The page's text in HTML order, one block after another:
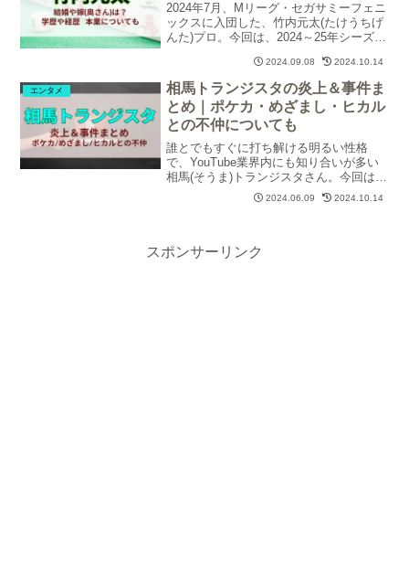
2024年7月、Mリーグ・セガサミーフェニ
ックスに入団した、竹内元太(たけうちげ
んた)プロ。今回は、2024～25年シーズン
ィール」「身長」「年齢」「嫁(奥さん)や
子供」「学歴/経歴」「Mリーグ以外の仕
事」について調査・紹介します。
2024.09.08 2024.10.14
エンタメ
相馬トランジスタの炎上＆事件ま
とめ｜ポケカ・めざまし・ヒカル
との不仲についても
誰とでもすぐに打ち解ける明るい性格
で、YouTube業界内にも知り合いが多い
相馬(そうま)トランジスタさん。今回は、
YouTube歴12年目を迎えるベテラン・相
馬さんの過去の炎上＆事件について、大
2024.06.09 2024.10.14
スポンサーリンク